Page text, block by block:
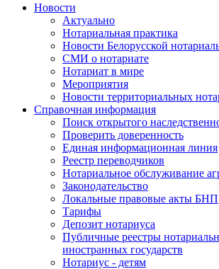
Новости
Актуально
Нотариальная практика
Новости Белорусской
СМИ о нотариате
Нотариат в мире
Мероприятия
Новости территориальных
Справочная информация
Поиск открытого
Проверить доверенность
Единая информационная линия
Реестр переводчиков
Нотариальное обслуживание
Законодательство
Локальные правовые акты БНП
Тарифы
Депозит нотариуса
Публичные реестры
иностранных государств
Нотариус - детям